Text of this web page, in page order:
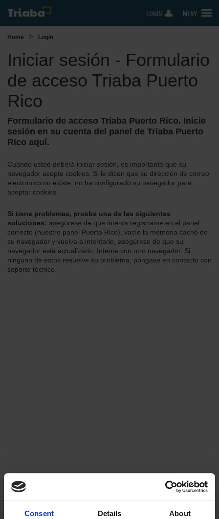
Consent Details About
MENY
LOGIN
Home > Login
Iniciar sesión - Formulario
de acceso Triaba Puerto
Rico
Formulario de acceso Triaba Puerto Rico. Inicie
sesión en su cuenta del panel de Triaba Puerto
Rico aquí.
Cuando usted deberá iniciar sesión, es importante que su
navegador acepte cookies. Si le dicen que su dirección de correo
electrónico no existe, no ha configurado su navegador para
aceptar cookies.
Si tiene problemas, pruebe una de las siguientes
soluciones: asegúrese de que intenta registrarse en el panel
correcto (nuestro panel Puerto Rico), vacíe la memoria caché de
su navegador y vuelva a intentarlo, asegúrese de que su
navegador está actualizado, Intente con otro navegador. Si
ninguno de estos resuelve su problema, póngase en contacto con
soporte técnico.